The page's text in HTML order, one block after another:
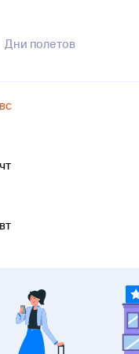
Дни полетов
вс
чт
вт